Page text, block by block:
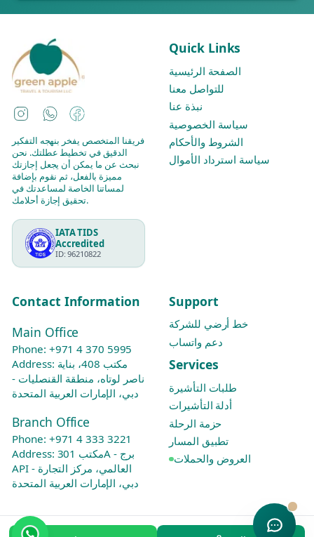
Instagram
WhatsAppFacebook
فريقنا المتخصص يفخر بنهجه التفكير
الدقيق في تخطيط عطلتك. نحن
نبحث عن ما يمكن أن يجعل إجازتك
مميزة بالفعل، ثم نقوم بإضافة
لمساتنا الخاصة لمساعدتك في
تحقيق إجازة أحلامك.
IATA TIDS
Accredited
ID: 96210822
Quick Links
الصفحة الرئيسية
للتواصل معنا
نبذة عنا
سياسة الخصوصية
الشروط والأحكام
سياسة استرداد الأموال
Contact Information
Main Office
Phone: +971 4 370 5995
Address: مكتب 408، بناية
ناصر لوتاه، منطقة القنصليات -
دبي، الإمارات العربية المتحدة
Branch Office
Phone: +971 4 333 3221
Address: مكتب 301A - برج
API العالمي، مركز التجارة -
دبي، الإمارات العربية المتحدة
Support
خط أرضي للشركة
دعم واتساب
Services
طلبات التأشيرة
أدلة التأشيرات
حزمة الرحلة
تطبيق المسار
العروض والحملات
© 2012-2026 جرين ابل للسفر والسياحة. جميع الحقوق محفوظة.